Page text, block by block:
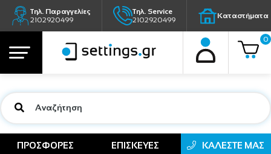
Τηλ. Παραγγελίες
2102920499
Τηλ. Service
2102920499
Καταστήματα
0
ΠΡΟΣΦΟΡΕΣ ΕΠΙΣΚΕΥΕΣ ΚΑΛΕΣΤΕ ΜΑΣ